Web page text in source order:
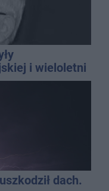
i wieloletni
dach.